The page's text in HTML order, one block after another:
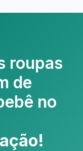
roupas
de
no